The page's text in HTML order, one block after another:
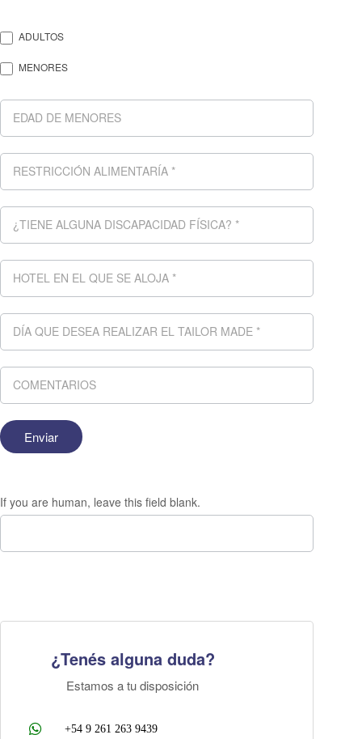
ADULTOS
MENORES
If you are human, leave this field blank.
¿Tenés alguna duda?
Estamos a tu disposición
+54 9 261 263 9439